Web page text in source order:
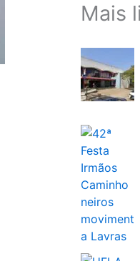
Mais